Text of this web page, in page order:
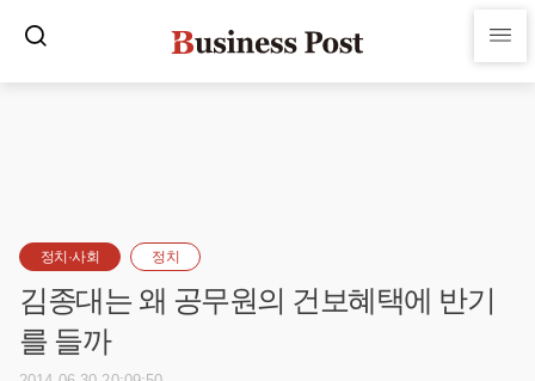
정치·사회 정치
김종대는 왜 공무원의 건보혜택에 반기
를 들까